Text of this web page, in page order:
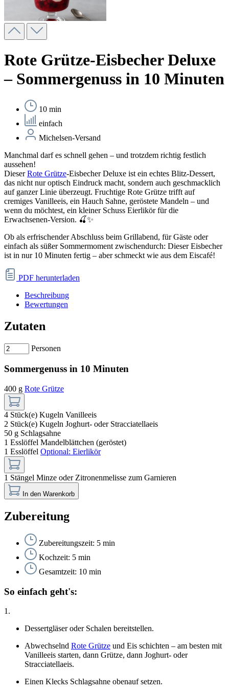
Rote Grütze-Eisbecher Deluxe
– Sommergenuss in 10 Minuten
10 min
einfach
Michelsen-Versand
Manchmal darf es schnell gehen – und trotzdem richtig festlich
aussehen!
DieserRote Grütze-Eisbecher Deluxe ist ein echtes Blitz-Dessert,
das nicht nur optisch Eindruck macht, sondern auch geschmacklich
auf ganzer Linie überzeugt. Fruchtige Rote Grütze trifft auf
cremiges Vanilleeis, ein Hauch Sahne, geröstete Mandeln – und
wenn du möchtest, ein kleiner Schuss Eierlikör für die
Erwachsenen-Version. 🍒✨
Ob als erfrischender Abschluss beim Grillabend, für Gäste oder
einfach als süßer Sommermoment zwischendurch: Dieser Eisbecher
ist in nur 10 Minuten fertig – aber schmeckt wie aus dem Eiscafé!
PDF herunterladen
Beschreibung
Bewertungen
Zutaten
Personen
Sommergenuss in 10 Minuten
400 g Rote Grütze
4 Stück(e) Kugeln Vanilleeis
2 Stück(e) Kugeln Joghurt- oder Stracciatellaeis
50 g Schlagsahne
1 Esslöffel Mandelblättchen (geröstet)
1 Esslöffel Optional: Eierlikör
1 Stängel Minze oder Zitronenmelisse zum Garnieren
In den Warenkorb
Zubereitung
Zubereitungszeit: 5 min
Kochzeit: 5 min
Gesamtzeit: 10 min
So einfach geht's:
1.
Dessertgläser oder Schalen bereitstellen.
Abwechselnd Rote Grütze und Eis schichten – am besten mit
Vanilleeis starten, dann Grütze, dann Joghurt- oder
Stracciatellaeis.
Einen Klecks Schlagsahne obenauf setzen.